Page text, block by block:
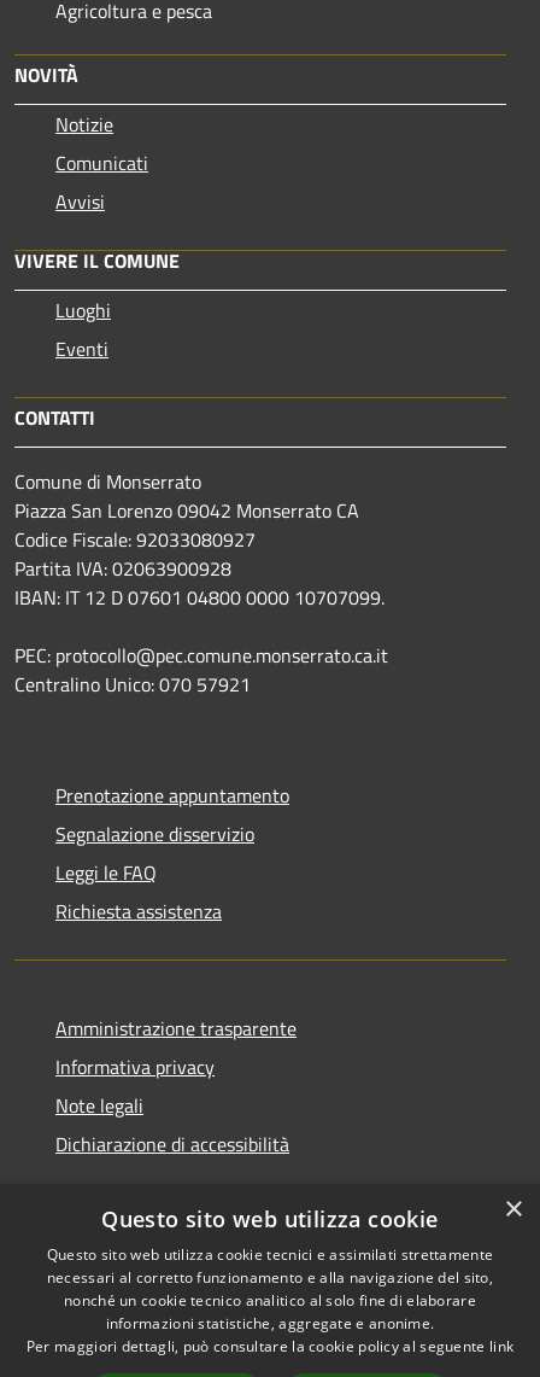
Agricoltura e pesca
NOVITÀ
Notizie
Comunicati
Avvisi
VIVERE IL COMUNE
Luoghi
Eventi
CONTATTI
Comune di Monserrato
Piazza San Lorenzo 09042 Monserrato CA
Codice Fiscale: 92033080927
Partita IVA: 02063900928
IBAN: IT 12 D 07601 04800 0000 10707099.
PEC: protocollo@pec.comune.monserrato.ca.it
Centralino Unico: 070 57921
Prenotazione appuntamento
Segnalazione disservizio
Leggi le FAQ
Richiesta assistenza
Amministrazione trasparente
Informativa privacy
Note legali
Dichiarazione di accessibilità
RSS
Accessibilità
Cookie
Copyright © 2026 • Comune di
Monserrato • Powered by
Municipium•Accesso
redazione
×
Questo sito web utilizza cookie
Questo sito web utilizza cookie tecnici e assimilati strettamente
necessari al corretto funzionamento e alla navigazione del sito,
nonché un cookie tecnico analitico al solo fine di elaborare
informazioni statistiche, aggregate e anonime.
Per maggiori dettagli, può consultare la cookie policy al seguente link